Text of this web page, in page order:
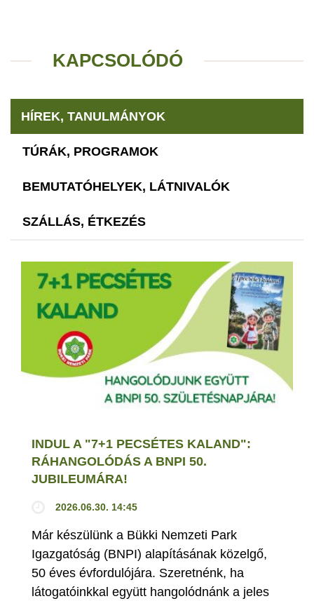
KAPCSOLÓDÓ
HÍREK, TANULMÁNYOK
TÚRÁK, PROGRAMOK
BEMUTATÓHELYEK, LÁTNIVALÓK
SZÁLLÁS, ÉTKEZÉS
INDUL A "7+1 PECSÉTES KALAND":
RÁHANGOLÓDÁS A BNPI 50.
JUBILEUMÁRA!
2026.06.30. 14:45
Már készülünk a Bükki Nemzeti Park
Igazgatóság (BNPI) alapításának közelgő,
50 éves évfordulójára. Szeretnénk, ha
látogatóinkkal együtt hangolódnánk a jeles